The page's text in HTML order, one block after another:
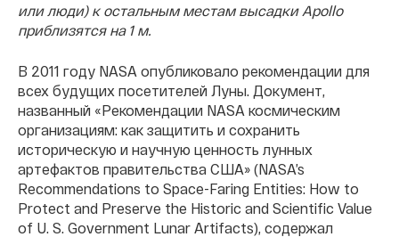
или люди) к остальным местам высадки Apollo
приблизятся на 1 м.
В 2011 году NASA опубликовало рекомендации для
всех будущих посетителей Луны. Документ,
названный «Рекомендации NASA космическим
организациям: как защитить и сохранить
историческую и научную ценность лунных
артефактов правительства США» (NASA’s
Recommendations to Space-Faring Entities: How to
Protect and Preserve the Historic and Scientific Value
of U. S. Government Lunar Artifacts), содержал